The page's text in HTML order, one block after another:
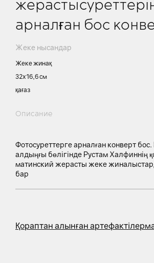
арналған бос
Жеке нысандар
Жеке жинақ
32х16,6 см
қағаз
Описание
Фотосуреттерге арналған конверт бос.
алдыңғы бөлігінде Рустам Халфиннің
матинский жерасты жеке
бар
Қораптан алынған артефактілер